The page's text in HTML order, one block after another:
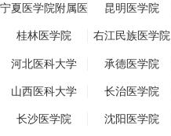
宁夏医学院附属医
院
昆明医学院
桂林医学院 右江民族医学院
河北医科大学 承德医学院
山西医科大学 长治医学院
长沙医学院 沈阳医学院